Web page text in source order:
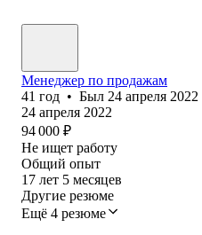
Менеджер по продажам
41 год • Был 24 апреля 2022
24 апреля 2022
94 000 ₽
Не ищет работу
Общий опыт
17 лет 5 месяцев
Другие резюме
Ещё 4 резюме